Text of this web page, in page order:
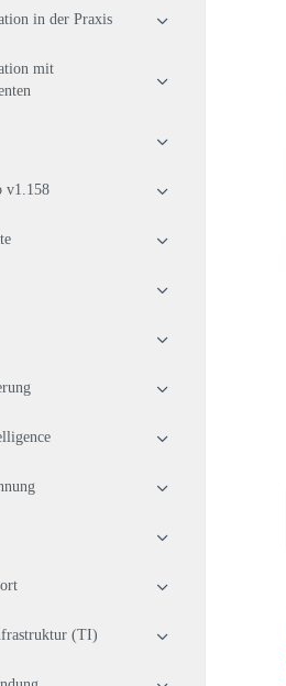
in der Praxis
mit
v1.158
(TI)